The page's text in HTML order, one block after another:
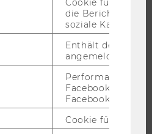
die
soziale
Enthält den
angemeldeten
Performance-
Facebook in
Facebook-Pixel
Cookie für